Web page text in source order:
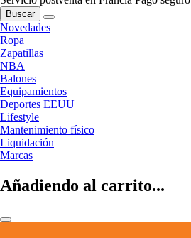
Buscar
Novedades
Ropa
Zapatillas
NBA
Balones
Equipamientos
Deportes EEUU
Lifestyle
Mantenimiento físico
Liquidación
Marcas
Añadiendo al carrito...